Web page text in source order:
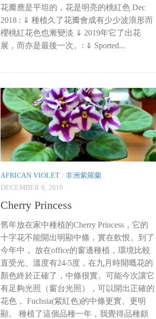
花瓣應是平坦的，花是明亮的桃紅色 Dec
2018 : ⇓ 種植久了花瓣會成有少少波浪形而
櫻桃紅花色也漸變淡 ⇓ 2019年它了出花
展，而亦是最後一次。: ⇓ Sported...
AFRICAN VIOLET / 非洲紫羅蘭
DECEMBER 8, 2018
Cherry Princess
舊年放在家中種植的Cherry Princess，它的
十字花不能開出明顯中條，實在飲恨。到了
今年中， 放在office的窗邊種植，環境比較
直受光、溫度有24-5度，在九月時開嘅花的
顏色終於正確了，中條很實。可能今次讓它
有足夠光照（窗台光照），可以開出正確的
花色， Fuchsia(紫紅色)的中條更實、更明
顯。 種植了這個品種一年，我覺得品種頗